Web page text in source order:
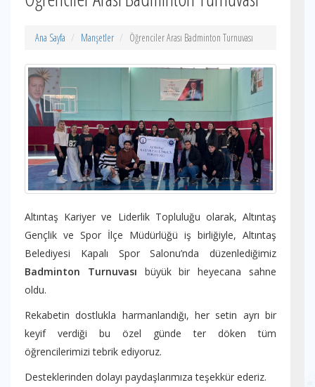
Ana Sayfa Manşetler Öğrenciler Arası Badminton Turnuvası
Altıntaş Kariyer ve Liderlik Topluluğu olarak, Altıntaş
Gençlik ve Spor İlçe Müdürlüğü iş birliğiyle, Altıntaş
Belediyesi Kapalı Spor Salonu’nda düzenlediğimiz
Badminton Turnuvası büyük bir heyecana sahne
oldu.
Rekabetin dostlukla harmanlandığı, her setin ayrı bir
keyif verdiği bu özel günde ter döken tüm
öğrencilerimizi tebrik ediyoruz.
Desteklerinden dolayı paydaşlarımıza teşekkür ederiz.